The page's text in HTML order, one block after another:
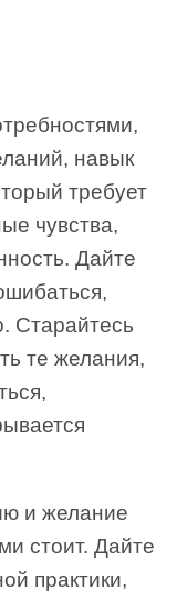
навык
требует
чувства,
Дайте
Старайтесь
те желания,
и желание
стоит. Дайте
практики,